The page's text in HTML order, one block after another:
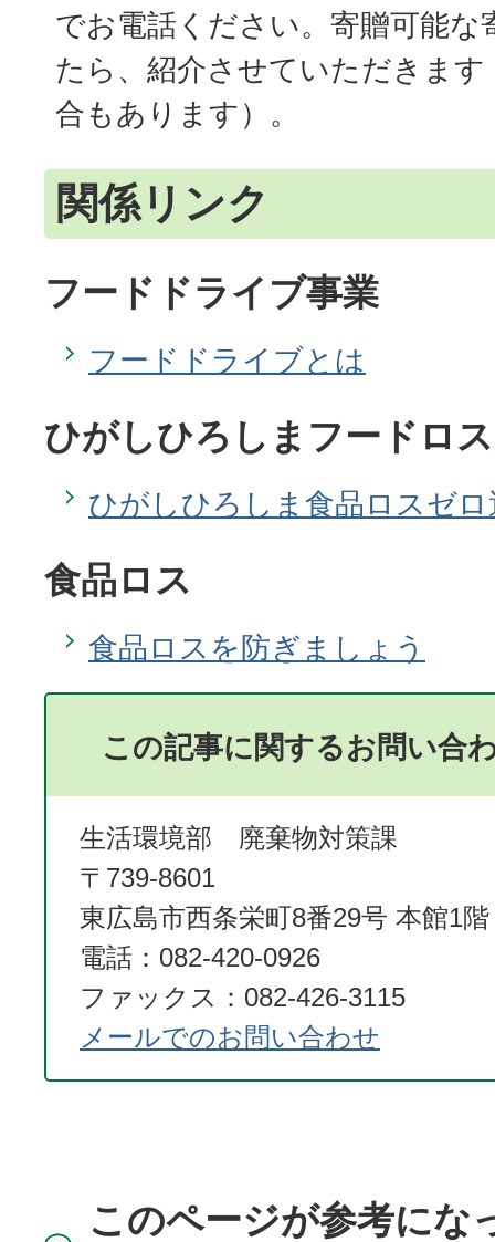
でお電話ください。寄贈可能な
たら、紹介させていただきます
合もあります）。
関係リンク
フードドライブ事業
フードドライブとは
ひがしひろしまフードロ
ひがしひろしま食品ロスゼロ
食品ロス
食品ロスを防ぎましょう
この記事に関するお問い合
生活環境部 廃棄物対策課
〒739-8601
東広島市西条栄町8番29号 本館1階
電話：082-420-0926
ファックス：082-426-3115
メールでのお問い合わせ
このページが参考にな